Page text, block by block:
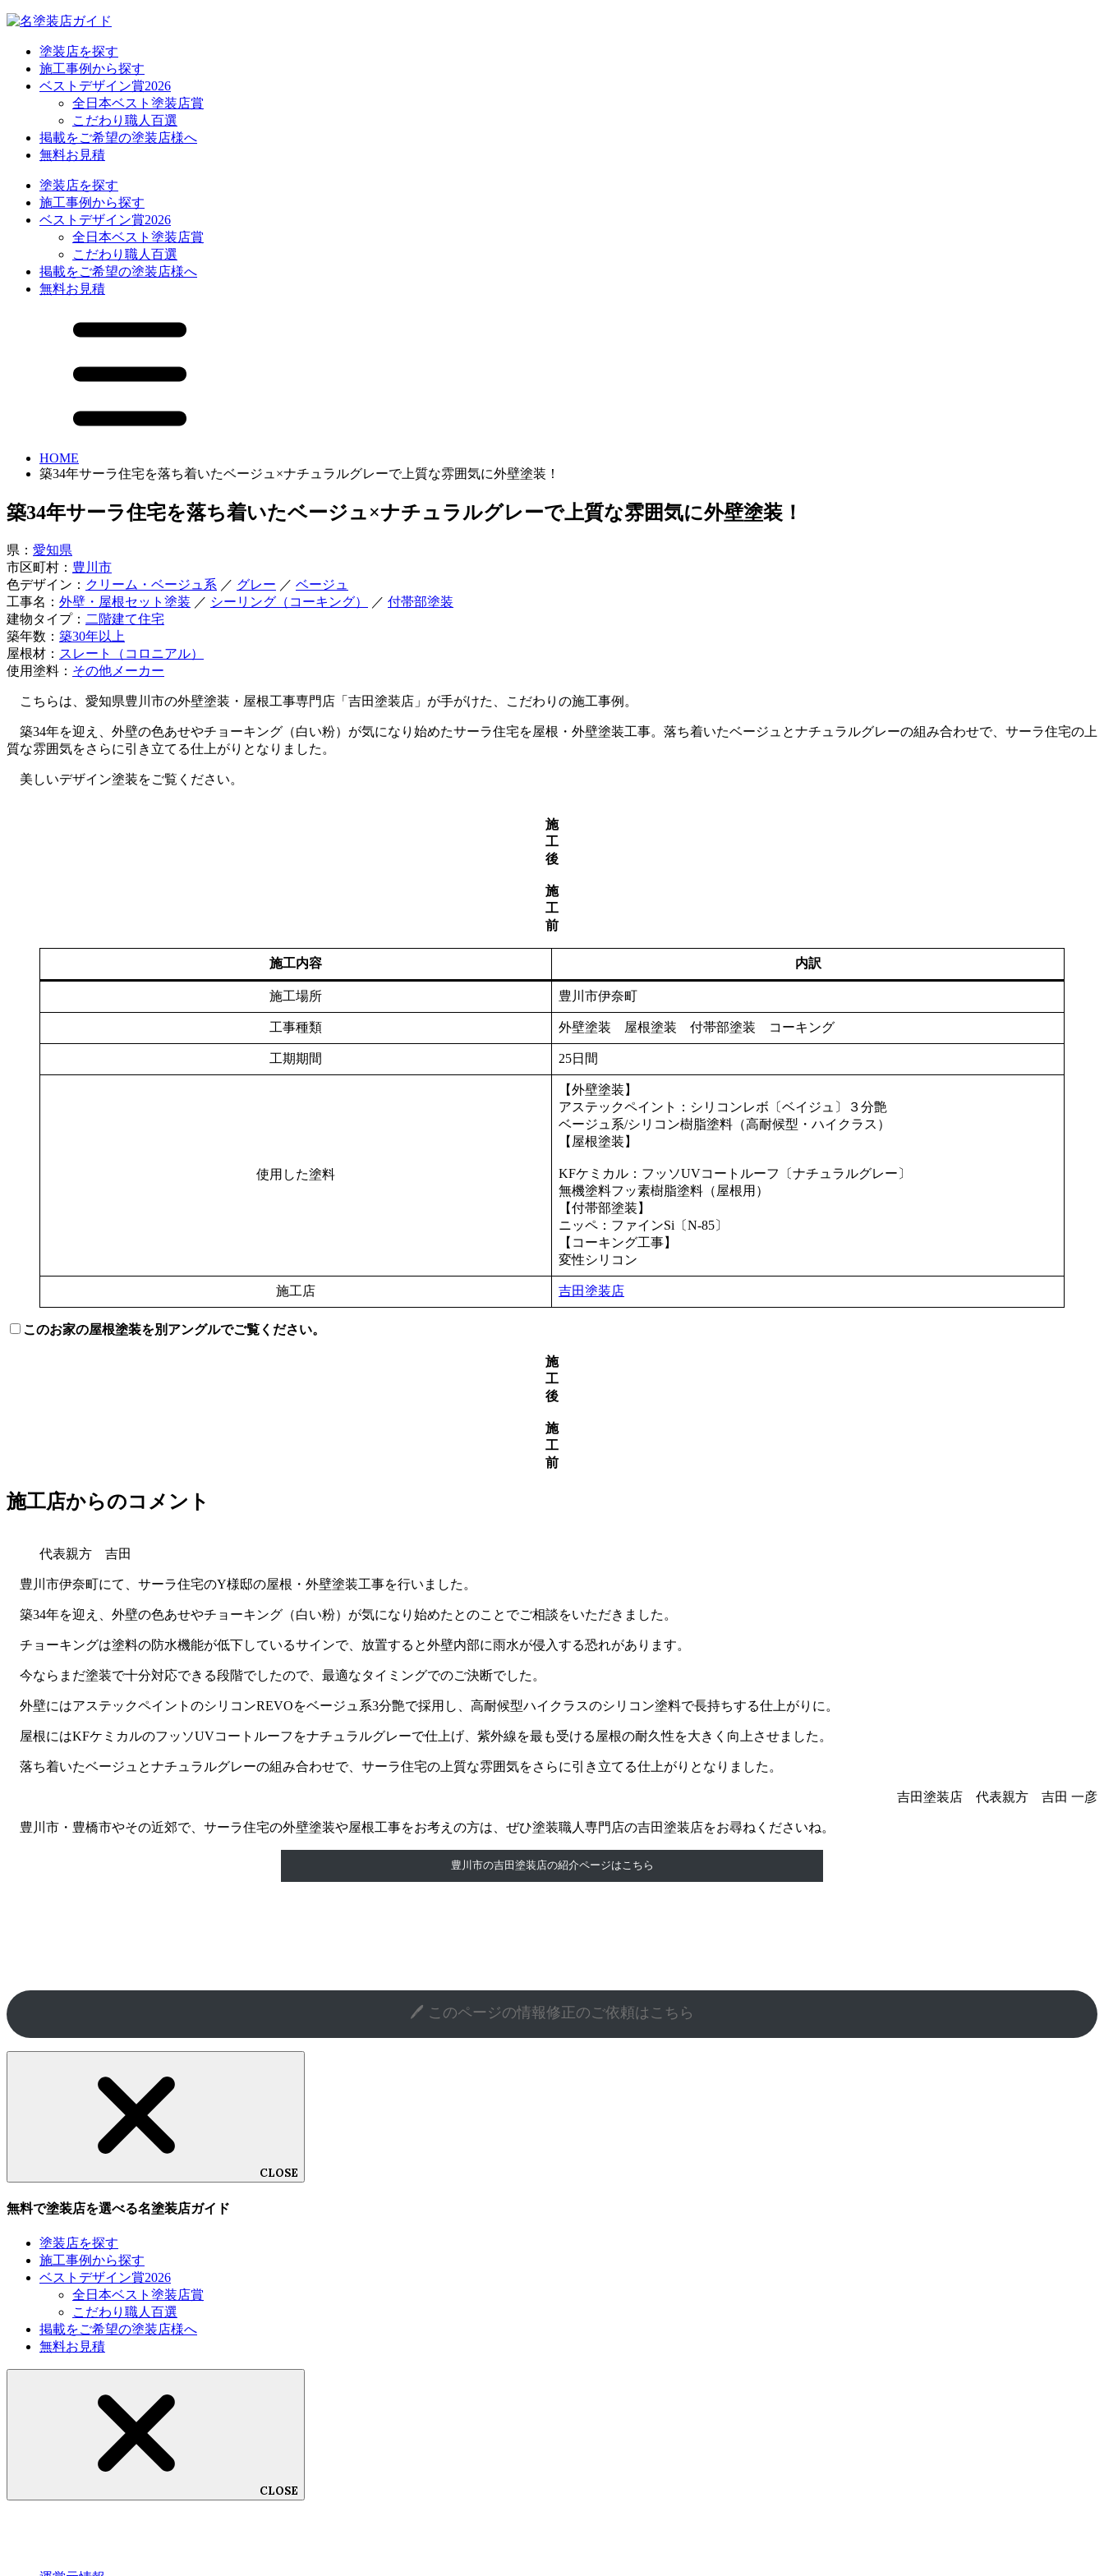
塗装店を探す
施工事例から探す
ベストデザイン賞2026
全日本ベスト塗装店賞
こだわり職人百選
掲載をご希望の塗装店様へ
無料お見積
塗装店を探す
施工事例から探す
ベストデザイン賞2026
全日本ベスト塗装店賞
こだわり職人百選
掲載をご希望の塗装店様へ
無料お見積
HOME
築34年サーラ住宅を落ち着いたベージュ×ナチュラルグレーで上質な雰囲気に外壁塗装！
築34年サーラ住宅を落ち着いたベージュ×ナチュラルグレーで上質な雰囲気に外壁塗装！
県： 愛知県
市区町村： 豊川市
色デザイン： クリーム・ベージュ系 ／ グレー ／ ベージュ
工事名： 外壁・屋根セット塗装 ／ シーリング（コーキング） ／ 付帯部塗装
建物タイプ： 二階建て住宅
築年数： 築30年以上
屋根材： スレート（コロニアル）
使用塗料： その他メーカー
こちらは、愛知県豊川市の外壁塗装・屋根工事専門店「吉田塗装店」が手がけた、こだわりの施工事例。
築34年を迎え、外壁の色あせやチョーキング（白い粉）が気になり始めたサーラ住宅を屋根・外壁塗装工事。落ち着いたベージュとナチュラルグレーの組み合わせで、サーラ住宅の上
質な雰囲気をさらに引き立てる仕上がりとなりました。
美しいデザイン塗装をご覧ください。
施
工
後
施
工
前
施工内容 内訳
施工場所 豊川市伊奈町
工事種類 外壁塗装 屋根塗装 付帯部塗装 コーキング
工期期間 25日間
使用した塗料
【外壁塗装】
アステックペイント：シリコンレボ〔ベイジュ〕３分艶
ベージュ系/シリコン樹脂塗料（高耐候型・ハイクラス）
【屋根塗装】
KFケミカル：フッソUVコートルーフ〔ナチュラルグレー〕
無機塗料フッ素樹脂塗料（屋根用）
【付帯部塗装】
ニッペ：ファインSi〔N-85〕
【コーキング工事】
変性シリコン
施工店 吉田塗装店
このお家の屋根塗装を別アングルでご覧ください。
施
工
後
施
工
前
施工店からのコメント
代表親方 吉田
豊川市伊奈町にて、サーラ住宅のY様邸の屋根・外壁塗装工事を行いました。
築34年を迎え、外壁の色あせやチョーキング（白い粉）が気になり始めたとのことでご相談をいただきました。
チョーキングは塗料の防水機能が低下しているサインで、放置すると外壁内部に雨水が侵入する恐れがあります。
今ならまだ塗装で十分対応できる段階でしたので、最適なタイミングでのご決断でした。
外壁にはアステックペイントのシリコンREVOをベージュ系3分艶で採用し、高耐候型ハイクラスのシリコン塗料で長持ちする仕上がりに。
屋根にはKFケミカルのフッソUVコートルーフをナチュラルグレーで仕上げ、紫外線を最も受ける屋根の耐久性を大きく向上させました。
落ち着いたベージュとナチュラルグレーの組み合わせで、サーラ住宅の上質な雰囲気をさらに引き立てる仕上がりとなりました。
吉田塗装店 代表親方 吉田 一彦
豊川市・豊橋市やその近郊で、サーラ住宅の外壁塗装や屋根工事をお考えの方は、ぜひ塗装職人専門店の吉田塗装店をお尋ねくださいね。
豊川市の吉田塗装店の紹介ページはこちら
🖊️ このページの情報修正のご依頼はこちら
CLOSE
無料で塗装店を選べる名塗装店ガイド
塗装店を探す
施工事例から探す
ベストデザイン賞2026
全日本ベスト塗装店賞
こだわり職人百選
掲載をご希望の塗装店様へ
無料お見積
CLOSE